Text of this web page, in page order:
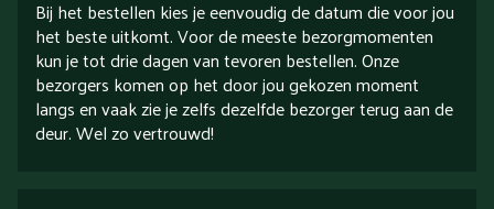
Bij het bestellen kies je eenvoudig de datum die voor jou
het beste uitkomt. Voor de meeste bezorgmomenten
kun je tot drie dagen van tevoren bestellen. Onze
bezorgers komen op het door jou gekozen moment
langs en vaak zie je zelfs dezelfde bezorger terug aan de
deur. Wel zo vertrouwd!